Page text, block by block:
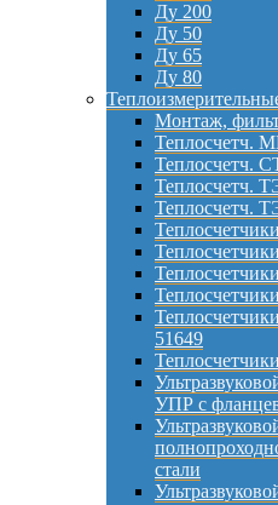
Ду 200
Ду 50
Ду 65
Ду 80
Монтаж,
Теплосчетч.
Теплосчетч.
Теплосчетч.
Теплосчетч.
51649
УПР с
стали